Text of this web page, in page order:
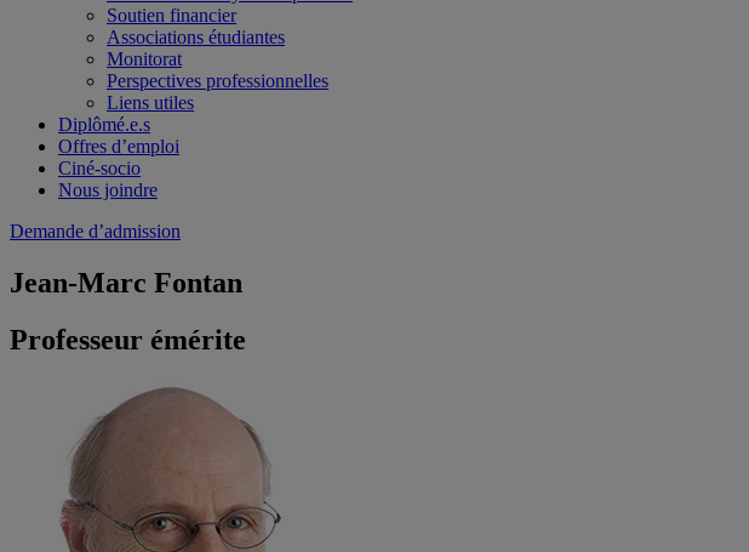
Soutien financier
Associations étudiantes
Monitorat
Perspectives professionnelles
Liens utiles
Diplômé.e.s
Offres d’emploi
Ciné-socio
Nous joindre
Demande d’admission
Jean-Marc Fontan
Professeur émérite